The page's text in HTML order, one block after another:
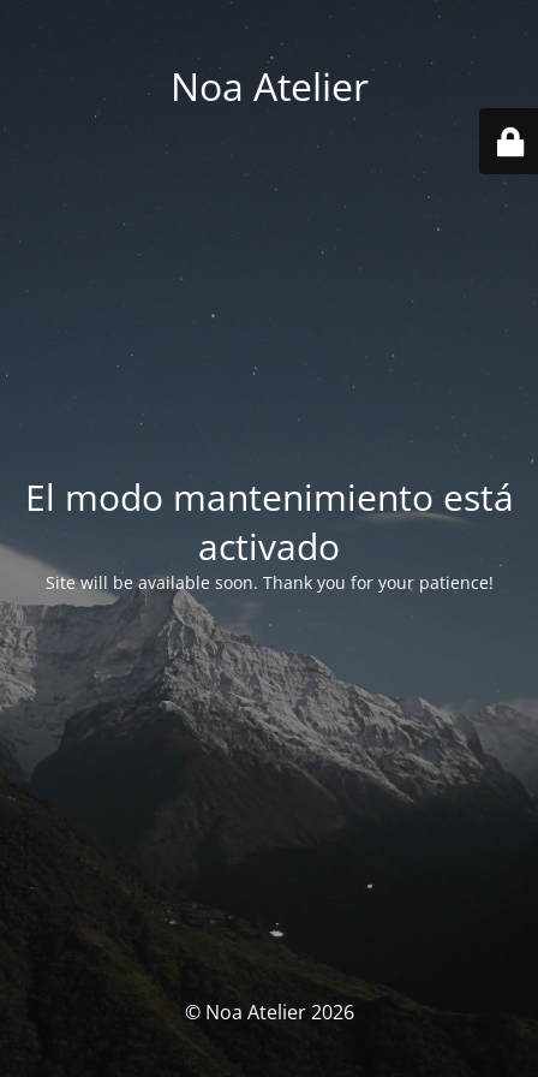
Noa Atelier
El modo mantenimiento está
activado
Site will be available soon. Thank you for your patience!
© Noa Atelier 2026